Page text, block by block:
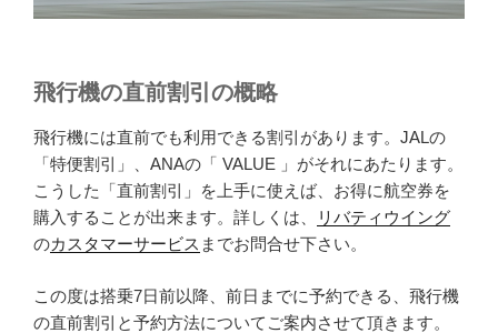
飛行機の直前割引の概略
飛行機には直前でも利用できる割引があります。JALの
「特便割引」、ANAの「 VALUE 」がそれにあたります。
こうした「直前割引」を上手に使えば、お得に航空券を
購入することが出来ます。詳しくは、
リバティウイング
のカスタマーサービス までお問合せ下さい。
この度は搭乗7日前以降、前日までに予約できる、飛行機
の直前割引と予約方法についてご案内させて頂きます。